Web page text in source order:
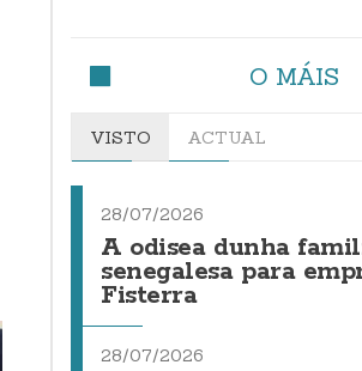
O MÁIS
VISTO ACTUAL
28/07/2026
A odisea dunha
senegalesa para
Fisterra
28/07/2026